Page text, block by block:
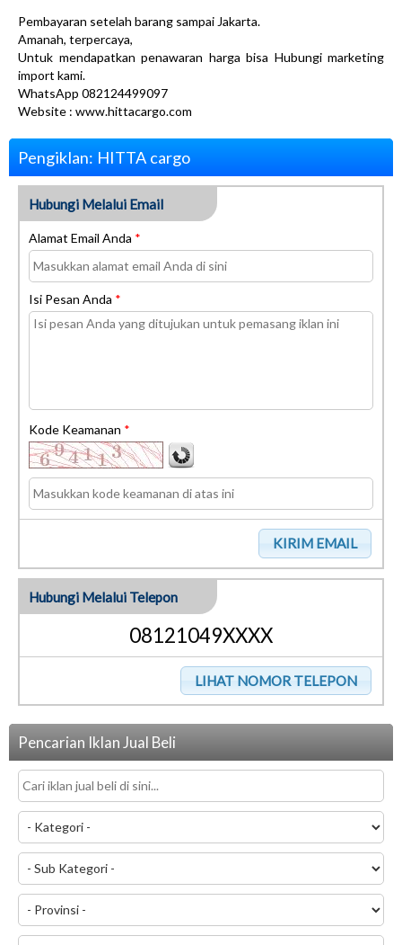
Pembayaran setelah barang sampai Jakarta.
Amanah, terpercaya,
Untuk mendapatkan penawaran harga bisa Hubungi marketing
import kami.
WhatsApp 082124499097
Website : www.hittacargo.com
Pengiklan: HITTA cargo
Hubungi Melalui Email
Alamat Email Anda *
Isi Pesan Anda *
Kode Keamanan *
Hubungi Melalui Telepon
08121049XXXX
Pencarian Iklan Jual Beli